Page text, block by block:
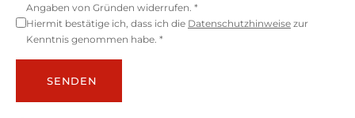
Angaben von Gründen widerrufen. *
Hiermit bestätige ich, dass ich die Datenschutzhinweise zur
Kenntnis genommen habe. *
SENDEN